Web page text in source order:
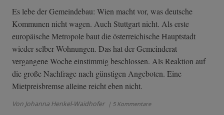
Es lebe der Gemeindebau: Wien macht vor, was deutsche
Kommunen nicht wagen. Auch Stuttgart nicht. Als erste
europäische Metropole baut die österreichische Hauptstadt
wieder selber Wohnungen. Das hat der Gemeinderat
vergangene Woche einstimmig beschlossen. Als Reaktion auf
die große Nachfrage nach günstigen Angeboten. Eine
Mietpreisbremse alleine reicht eben nicht.
Von Johanna Henkel-Waidhofer | 5 Kommentare